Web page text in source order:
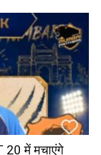
20 में मचाएंगे